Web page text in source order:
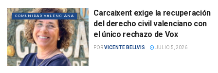
COMUNIDAD VALENCIANA
Carcaixent exige la recuperación
del derecho civil valenciano con
el único rechazo de Vox
PORVICENTE BELLVIS JULIO 5, 2026